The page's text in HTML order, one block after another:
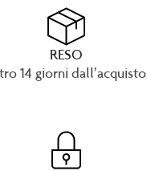
RESO
14 giorni dall’acquisto